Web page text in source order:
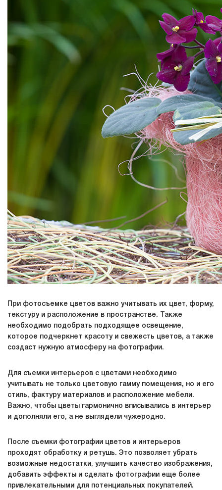
При фотосъемке цветов важно учитывать их цвет, форму,
текстуру и расположение в пространстве. Также
необходимо подобрать подходящее освещение,
которое подчеркнет красоту и свежесть цветов, а также
создаст нужную атмосферу на фотографии.
Для съемки интерьеров с цветами необходимо
учитывать не только цветовую гамму помещения, но и его
стиль, фактуру материалов и расположение мебели.
Важно, чтобы цветы гармонично вписывались в интерьер
и дополняли его, а не выглядели чужеродно.
После съемки фотографии цветов и интерьеров
проходят обработку и ретушь. Это позволяет убрать
возможные недостатки, улучшить качество изображения,
добавить эффекты и сделать фотографии еще более
привлекательными для потенциальных покупателей.